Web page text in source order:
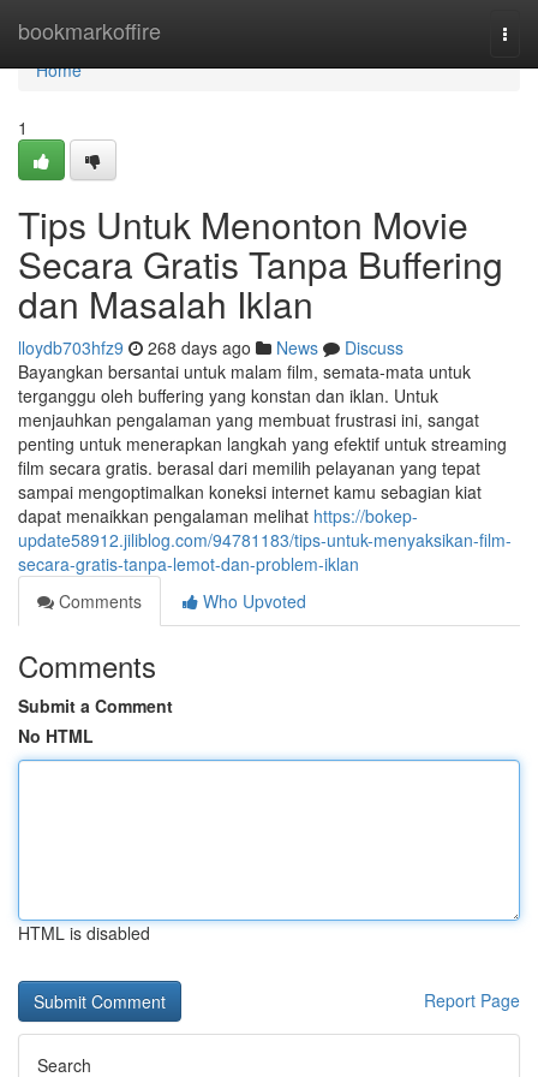
bookmarkoffire
Home
Home
1
Tips Untuk Menonton Movie
Secara Gratis Tanpa Buffering
dan Masalah Iklan
lloydb703hfz9 268 days ago News
Discuss
Bayangkan bersantai untuk malam film, semata-mata untuk
terganggu oleh buffering yang konstan dan iklan. Untuk
menjauhkan pengalaman yang membuat frustrasi ini, sangat
penting untuk menerapkan langkah yang efektif untuk streaming
film secara gratis. berasal dari memilih pelayanan yang tepat
sampai mengoptimalkan koneksi internet kamu sebagian kiat
dapat menaikkan pengalaman melihat https://bokep-
update58912.jiliblog.com/94781183/tips-untuk-menyaksikan-film-
secara-gratis-tanpa-lemot-dan-problem-iklan
Comments
Who Upvoted
Comments
Submit a Comment
No HTML
HTML is disabled
Report Page
Search